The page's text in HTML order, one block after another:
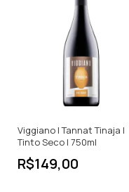
Viggiano | Tannat Tinaja |
Tinto Seco | 750ml
R$149,00